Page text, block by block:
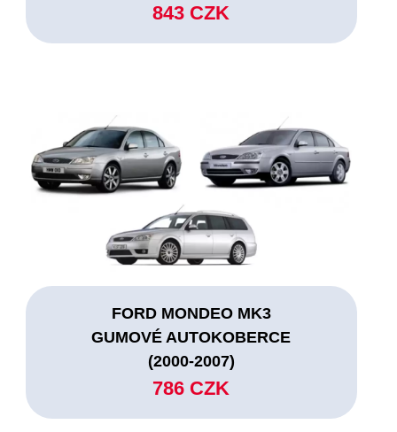
843 CZK
FORD MONDEO MK3
GUMOVÉ AUTOKOBERCE
(2000-2007)
786 CZK